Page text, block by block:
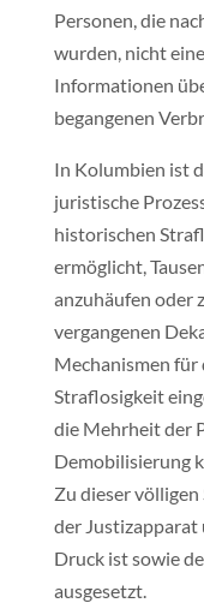
Personen, die
wurden, nicht
Informationen
begangenen
In Kolumbien ist
juristische
historischen
ermöglicht,
anzuhäufen oder
vergangenen
Mechanismen
Straflosigkeit
die Mehrheit der
Demobilisierung
Zu dieser
der Justizapparat
Druck ist sowie
ausgesetzt.